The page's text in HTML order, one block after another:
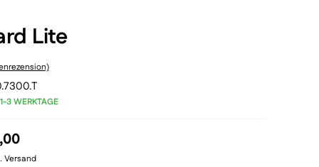
Lite
3 WERKTAGE
Aktueller
Preis
Versand